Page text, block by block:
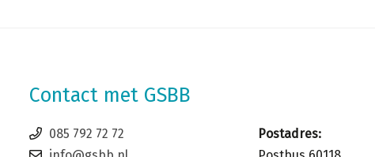
Contact met GSBB
085 792 72 72
Postadres: